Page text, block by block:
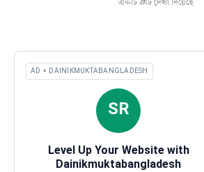
AD • DAINIKMUKTABANGLADESH
SR
Level Up Your Website with
Dainikmuktabangladesh